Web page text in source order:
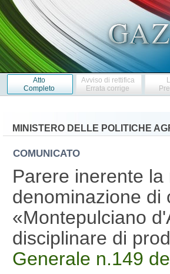
Atto
Completo
Avviso di rettifica
Errata corrige
MINISTERO DELLE POLITICHE
COMUNICATO
Parere inerente
denominazione di
«Montepulciano
disciplinare di
Generale n.149